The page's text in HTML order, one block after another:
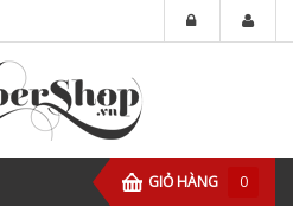
GIỎ HÀNG 0